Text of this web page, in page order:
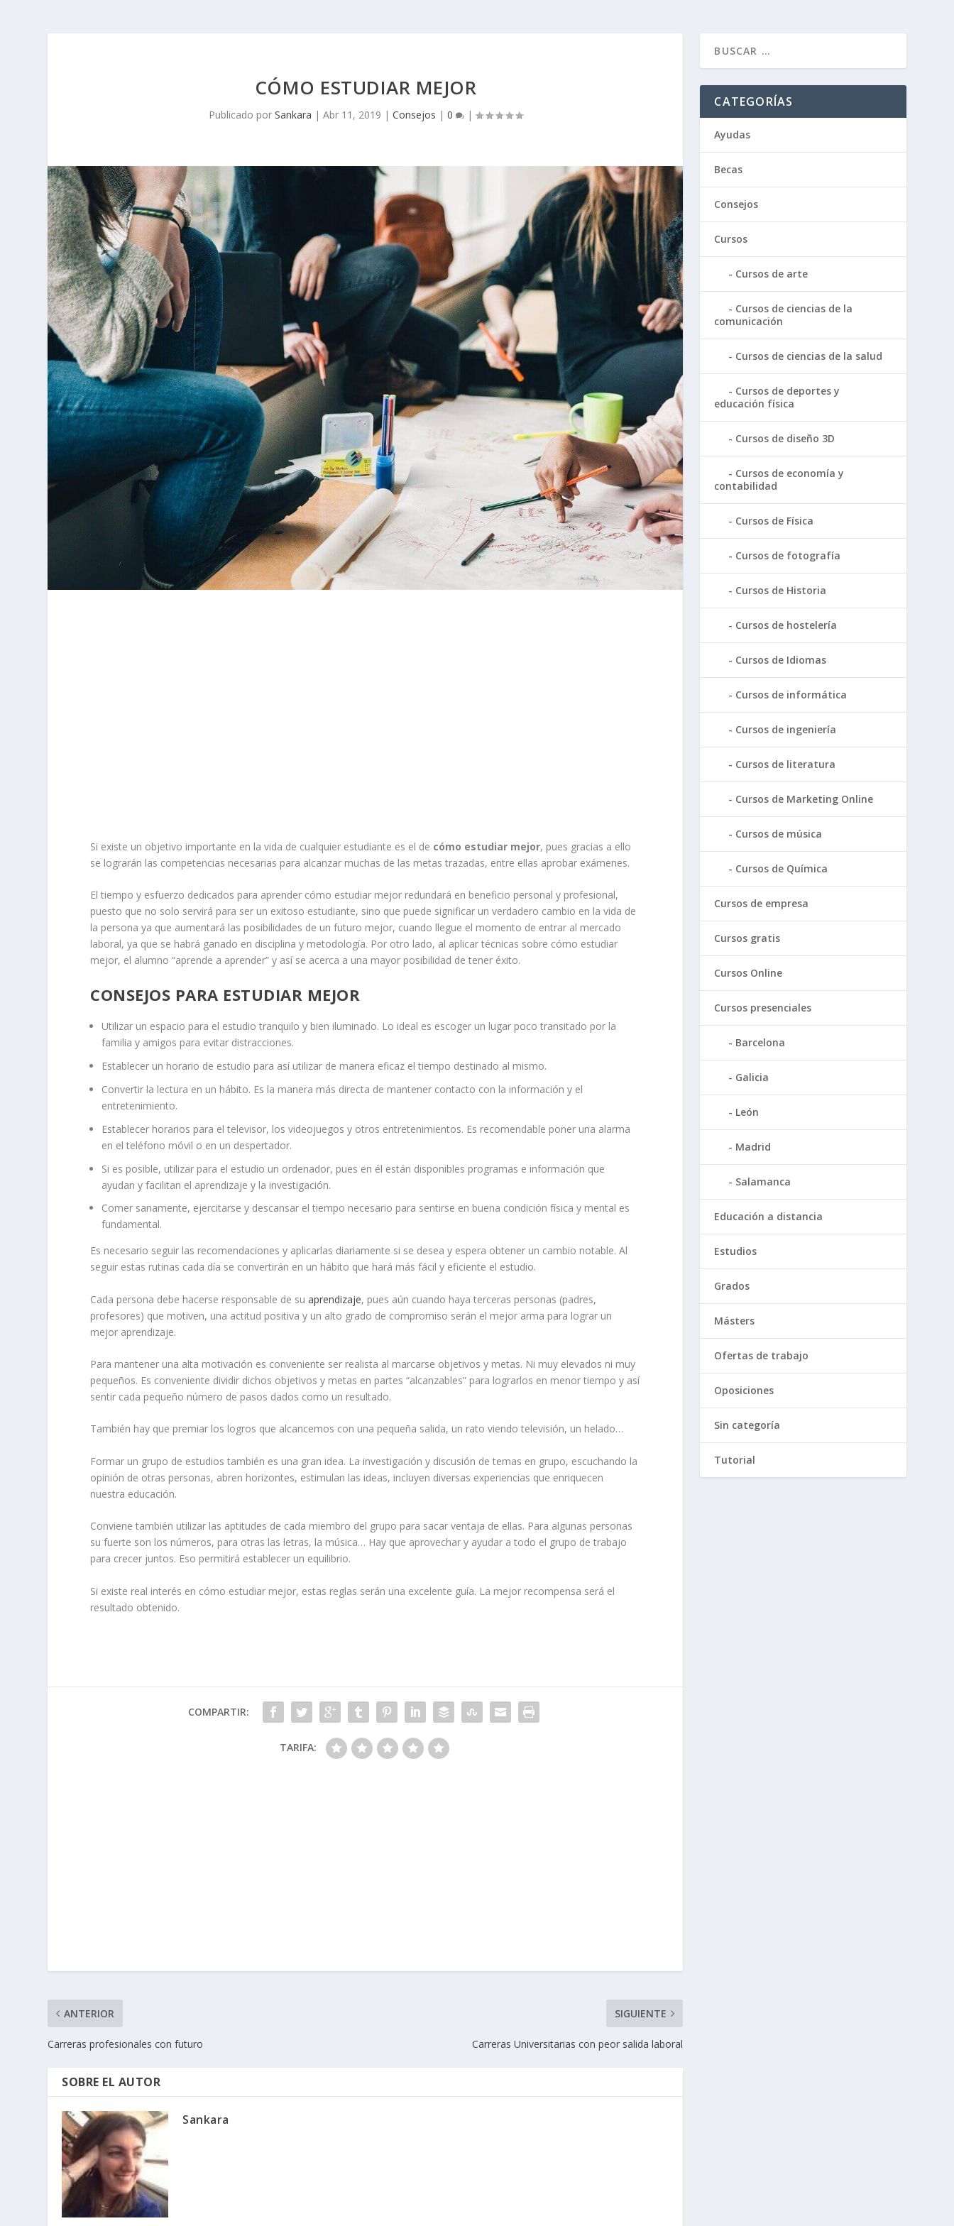
CÓMO ESTUDIAR MEJOR
Publicado por Sankara | Abr 11, 2019 | Consejos | 0 |
Si existe un objetivo importante en la vida de cualquier estudiante es el de cómo estudiar mejor, pues gracias a ello
se lograrán las competencias necesarias para alcanzar muchas de las metas trazadas, entre ellas aprobar exámenes.
El tiempo y esfuerzo dedicados para aprender cómo estudiar mejor redundará en beneficio personal y profesional,
puesto que no solo servirá para ser un exitoso estudiante, sino que puede significar un verdadero cambio en la vida de
la persona ya que aumentará las posibilidades de un futuro mejor, cuando llegue el momento de entrar al mercado
laboral, ya que se habrá ganado en disciplina y metodología. Por otro lado, al aplicar técnicas sobre cómo estudiar
mejor, el alumno “aprende a aprender” y así se acerca a una mayor posibilidad de tener éxito.
CONSEJOS PARA ESTUDIAR MEJOR
Utilizar un espacio para el estudio tranquilo y bien iluminado. Lo ideal es escoger un lugar poco transitado por la
familia y amigos para evitar distracciones.
Establecer un horario de estudio para así utilizar de manera eficaz el tiempo destinado al mismo.
Convertir la lectura en un hábito. Es la manera más directa de mantener contacto con la información y el
entretenimiento.
Establecer horarios para el televisor, los videojuegos y otros entretenimientos. Es recomendable poner una alarma
en el teléfono móvil o en un despertador.
Si es posible, utilizar para el estudio un ordenador, pues en él están disponibles programas e información que
ayudan y facilitan el aprendizaje y la investigación.
Comer sanamente, ejercitarse y descansar el tiempo necesario para sentirse en buena condición física y mental es
fundamental.
Es necesario seguir las recomendaciones y aplicarlas diariamente si se desea y espera obtener un cambio notable. Al
seguir estas rutinas cada día se convertirán en un hábito que hará más fácil y eficiente el estudio.
Cada persona debe hacerse responsable de suaprendizaje, pues aún cuando haya terceras personas (padres,
profesores) que motiven, una actitud positiva y un alto grado de compromiso serán el mejor arma para lograr un
mejor aprendizaje.
Para mantener una alta motivación es conveniente ser realista al marcarse objetivos y metas. Ni muy elevados ni muy
pequeños. Es conveniente dividir dichos objetivos y metas en partes “alcanzables” para lograrlos en menor tiempo y así
sentir cada pequeño número de pasos dados como un resultado.
También hay que premiar los logros que alcancemos con una pequeña salida, un rato viendo televisión, un helado…
Formar un grupo de estudios también es una gran idea. La investigación y discusión de temas en grupo, escuchando la
opinión de otras personas, abren horizontes, estimulan las ideas, incluyen diversas experiencias que enriquecen
nuestra educación.
Conviene también utilizar las aptitudes de cada miembro del grupo para sacar ventaja de ellas. Para algunas personas
su fuerte son los números, para otras las letras, la música… Hay que aprovechar y ayudar a todo el grupo de trabajo
para crecer juntos. Eso permitirá establecer un equilibrio.
Si existe real interés en cómo estudiar mejor, estas reglas serán una excelente guía. La mejor recompensa será el
resultado obtenido.
COMPARTIR:
TARIFA:
ANTERIOR
Carreras profesionales con futuro
SIGUIENTE
Carreras Universitarias con peor salida laboral
SOBRE EL AUTOR
Sankara
CATEGORÍAS
Ayudas
Becas
Consejos
Cursos
Cursos de arte
Cursos de ciencias de la
comunicación
Cursos de ciencias de la salud
Cursos de deportes y
educación física
Cursos de diseño 3D
Cursos de economía y
contabilidad
Cursos de Física
Cursos de fotografía
Cursos de Historia
Cursos de hostelería
Cursos de Idiomas
Cursos de informática
Cursos de ingeniería
Cursos de literatura
Cursos de Marketing Online
Cursos de música
Cursos de Química
Cursos de empresa
Cursos gratis
Cursos Online
Cursos presenciales
Barcelona
Galicia
León
Madrid
Salamanca
Educación a distancia
Estudios
Grados
Másters
Ofertas de trabajo
Oposiciones
Sin categoría
Tutorial